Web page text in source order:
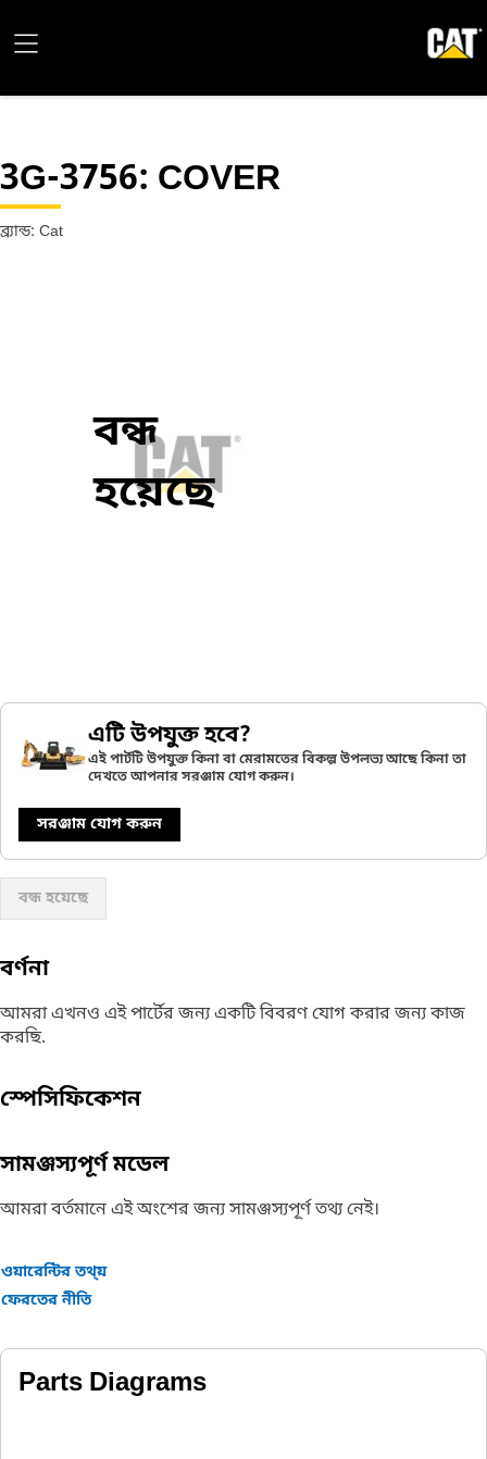
3G-3756: COVER
ব্র্যান্ড: Cat
বন্ধ
হয়েছে
এটি উপযুক্ত হবে?
এই পার্টটি উপযুক্ত কিনা বা মেরামতের বিকল্প উপলভ্য আছে কিনা তা
দেখতে আপনার সরঞ্জাম যোগ করুন।
সরঞ্জাম যোগ করুন
বন্ধ হয়েছে
বর্ণনা
আমরা এখনও এই পার্টের জন্য একটি বিবরণ যোগ করার জন্য কাজ
করছি.
স্পেসিফিকেশন
সামঞ্জস্যপূর্ণ মডেল
আমরা বর্তমানে এই অংশের জন্য সামঞ্জস্যপূর্ণ তথ্য নেই।
ওয়ারেন্টির তথ্য়
ফেরতের নীতি
Parts Diagrams